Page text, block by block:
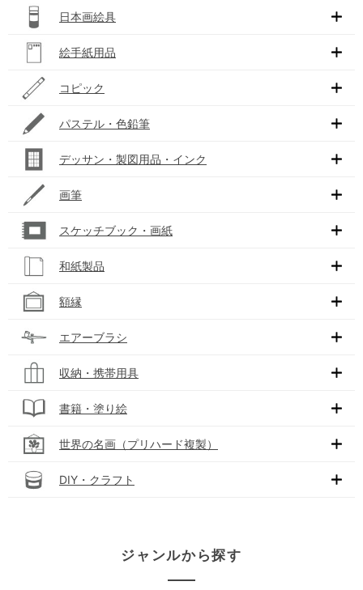
日本画絵具
絵手紙用品
コピック
パステル・色鉛筆
デッサン・製図用品・インク
画筆
スケッチブック・画紙
和紙製品
額縁
エアーブラシ
収納・携帯用具
書籍・塗り絵
世界の名画（プリハード複製）
DIY・クラフト
ジャンルから探す